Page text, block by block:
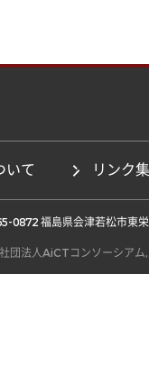
いて リンク集
0872 福島県会津若松市東
団法人AiCTコンソーシア